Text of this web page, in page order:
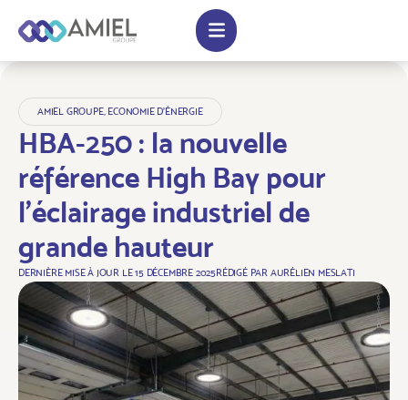
AMIEL GROUPE, ECONOMIE D'ÉNERGIE
HBA-250 : la nouvelle
référence High Bay pour
l’éclairage industriel de
grande hauteur
DERNIÈRE MISE À JOUR LE 15 DÉCEMBRE 2025RÉDIGÉ PAR AURÉLIEN MESLATI